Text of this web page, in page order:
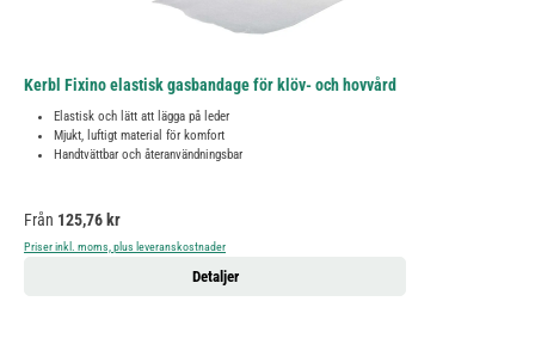
Kerbl Fixino elastisk gasbandage för klöv- och hovvård
Elastisk och lätt att lägga på leder
Mjukt, luftigt material för komfort
Handtvättbar och återanvändningsbar
Ordinarie pris:
Från 125,76 kr
Priser inkl. moms, plus leveranskostnader
Detaljer